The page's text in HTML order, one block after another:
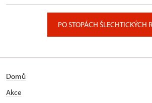
PO STOPÁCH ŠLECHTICKÝCH
Domů
Akce